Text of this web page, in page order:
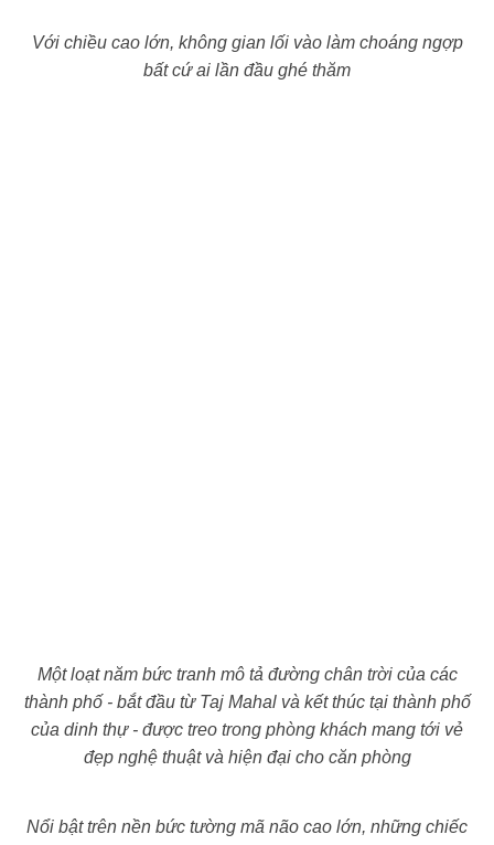
Với chiều cao lớn, không gian lối vào làm choáng ngợp
bất cứ ai lần đầu ghé thăm
Một loạt năm bức tranh mô tả đường chân trời của các
thành phố - bắt đầu từ Taj Mahal và kết thúc tại thành phố
của dinh thự - được treo trong phòng khách mang tới vẻ
đẹp nghệ thuật và hiện đại cho căn phòng
Nổi bật trên nền bức tường mã não cao lớn, những chiếc